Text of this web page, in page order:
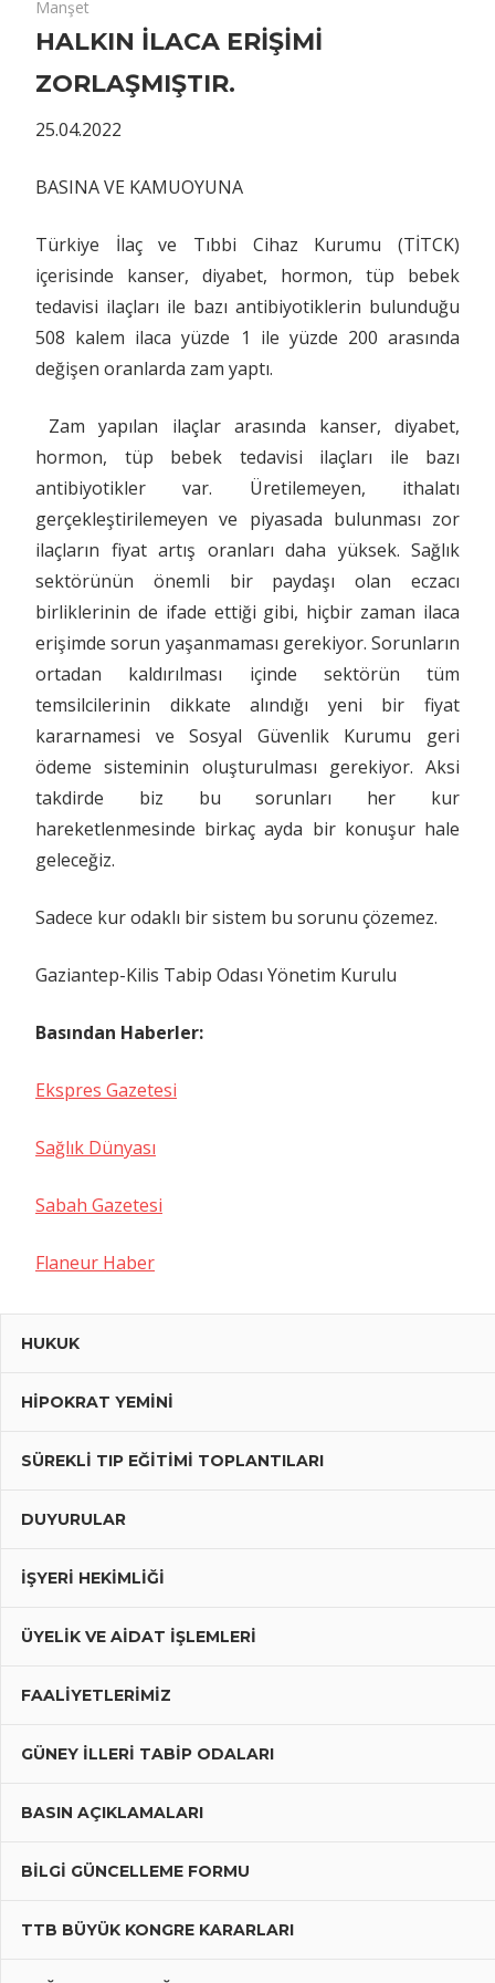
İLACA
ERİŞİMİ
için
Manşet
HALKIN İLACA ERİŞİMİ
ZORLAŞMIŞTIR.
25.04.2022
BASINA VE KAMUOYUNA
Türkiye İlaç ve Tıbbi Cihaz Kurumu (TİTCK)
içerisinde kanser, diyabet, hormon, tüp bebek
tedavisi ilaçları ile bazı antibiyotiklerin bulunduğu
508 kalem ilaca yüzde 1 ile yüzde 200 arasında
değişen oranlarda zam yaptı.
Zam yapılan ilaçlar arasında kanser, diyabet,
hormon, tüp bebek tedavisi ilaçları ile bazı
antibiyotikler var. Üretilemeyen, ithalatı
gerçekleştirilemeyen ve piyasada bulunması zor
ilaçların fiyat artış oranları daha yüksek. Sağlık
sektörünün önemli bir paydaşı olan eczacı
birliklerinin de ifade ettiği gibi, hiçbir zaman ilaca
erişimde sorun yaşanmaması gerekiyor. Sorunların
ortadan kaldırılması içinde sektörün tüm
temsilcilerinin dikkate alındığı yeni bir fiyat
kararnamesi ve Sosyal Güvenlik Kurumu geri
ödeme sisteminin oluşturulması gerekiyor. Aksi
takdirde biz bu sorunları her kur
hareketlenmesinde birkaç ayda bir konuşur hale
geleceğiz.
Sadece kur odaklı bir sistem bu sorunu çözemez.
Gaziantep-Kilis Tabip Odası Yönetim Kurulu
Basından Haberler:
Ekspres Gazetesi
Sağlık Dünyası
Sabah Gazetesi
Flaneur Haber
HUKUK
HIPOKRAT YEMINI
SÜREKLI TIP EĞITIMI TOPLANTILARI
DUYURULAR
İŞYERİ HEKİMLİĞİ
ÜYELIK VE AIDAT İŞLEMLERI
FAALIYETLERIMIZ
GÜNEY İLLERI TABIP ODALARI
BASIN AÇIKLAMALARI
BILGI GÜNCELLEME FORMU
TTB BÜYÜK KONGRE KARARLARI